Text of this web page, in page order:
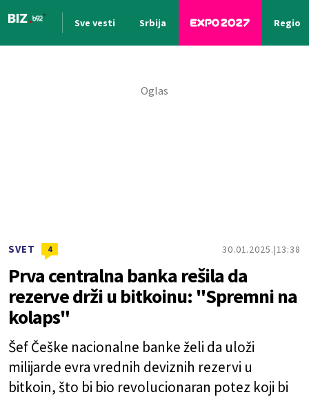
Sve vesti Srbija Region
SVET 4 30.01.2025. 13:38
Prva centralna banka rešila da
rezerve drži u bitkoinu: "Spremni na
kolaps"
Šef Češke nacionalne banke želi da uloži
milijarde evra vrednih deviznih rezervi u
bitkoin, što bi bio revolucionaran potez koji bi